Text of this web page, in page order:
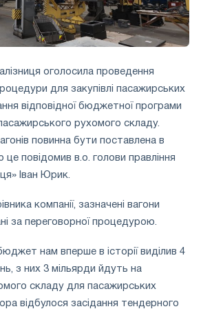
оголосила проведення
для закупівлі пасажирських
відповідної бюджетної програми
рухомого складу.
повинна бути поставлена ​​в
це повідомив в.о. голови правління
Іван Юрик.
компанії, зазначені вагони
за переговорної процедурою.
нам вперше в історії виділив 4
з них 3 мільярди йдуть на
складу для пасажирських
відбулося засідання тендерного